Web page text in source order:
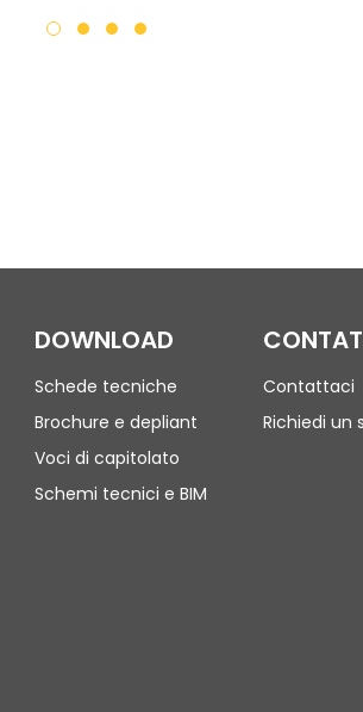
DOWNLOAD
Schede tecniche
Brochure e depliant
Voci di capitolato
Schemi tecnici e BIM
Contattaci
Richiedi un